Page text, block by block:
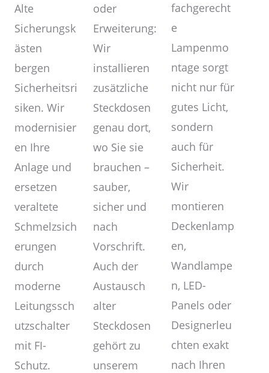
Alte
Sicherungsk
ästen
bergen
Sicherheitsri
siken. Wir
modernisier
en Ihre
Anlage und
ersetzen
veraltete
Schmelzsich
erungen
durch
moderne
Leitungssch
utzschalter
mit FI-
Schutz.
oder
Erweiterung:
Wir
installieren
zusätzliche
Steckdosen
genau dort,
wo Sie sie
brauchen –
sauber,
sicher und
nach
Vorschrift.
Auch der
Austausch
alter
Steckdosen
gehört zu
unserem
fachgerecht
e
Lampenmo
ntage sorgt
nicht nur für
gutes Licht,
sondern
auch für
Sicherheit.
Wir
montieren
Deckenlamp
en,
Wandlampe
n, LED-
Panels oder
Designerleu
chten exakt
nach Ihren